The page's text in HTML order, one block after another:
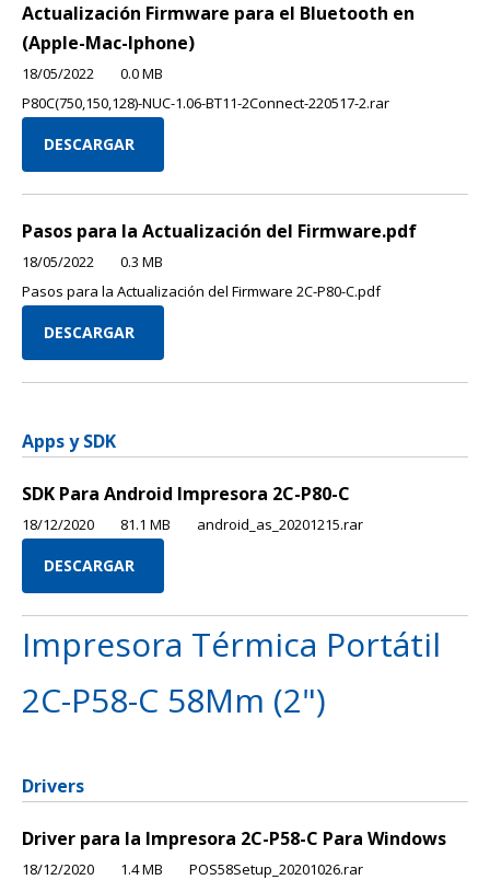
Actualización Firmware para el Bluetooth en
(Apple-Mac-Iphone)
18/05/2022
0.0 MB
P80C(750,150,128)-NUC-1.06-BT11-2Connect-220517-2.rar
DESCARGAR
Pasos para la Actualización del Firmware.pdf
18/05/2022
0.3 MB
Pasos para la Actualización del Firmware 2C-P80-C.pdf
DESCARGAR
Apps y SDK
SDK Para Android Impresora 2C-P80-C
18/12/2020 81.1 MB android_as_20201215.rar
DESCARGAR
Impresora Térmica Portátil
2C-P58-C 58Mm (2")
Drivers
Driver para la Impresora 2C-P58-C Para Windows
18/12/2020 1.4 MB POS58Setup_20201026.rar